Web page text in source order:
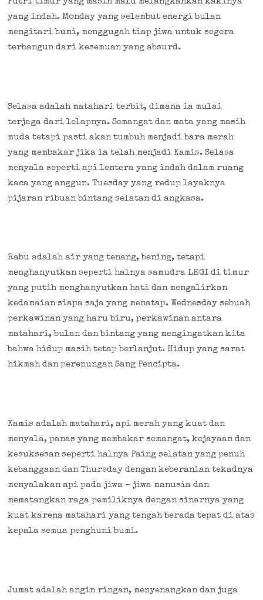
yang indah. Monday yang selembut energi bulan
mengitari bumi, menggugah tiap jiwa untuk segera
terbangun dari kesemuan yang absurd.
Selasa adalah matahari terbit, dimana ia mulai
terjaga dari lelapnya. Semangat dan mata yang masih
muda tetapi pasti akan tumbuh menjadi bara merah
yang membakar jika ia telah menjadi Kamis. Selasa
menyala seperti api lentera yang indah dalam ruang
kaca yang anggun. Tuesday yang redup layaknya
pijaran ribuan bintang selatan di angkasa.
Rabu adalah air yang tenang, bening, tetapi
menghanyutkan seperti halnya samudra LEGI di timur
yang putih menghanyutkan hati dan mengalirkan
kedamaian siapa saja yang menatap. Wednesday sebuah
perkawinan yang haru biru, perkawinan antara
matahari, bulan dan bintang yang mengingatkan kita
bahwa hidup masih tetap berlanjut. Hidup yang sarat
hikmah dan perenungan Sang Pencipta.
Kamis adalah matahari, api merah yang kuat dan
menyala, panas yang membakar semangat, kejayaan dan
kesuksesan seperti halnya Paing selatan yang penuh
kebanggaan dan Thursday dengan keberanian tekadnya
menyalakan api pada jiwa – jiwa manusia dan
mematangkan raga pemiliknya dengan sinarnya yang
kuat karena matahari yang tengah berada tepat di atas
kepala semua penghuni bumi.
Jumat adalah angin ringan, menyenangkan dan juga